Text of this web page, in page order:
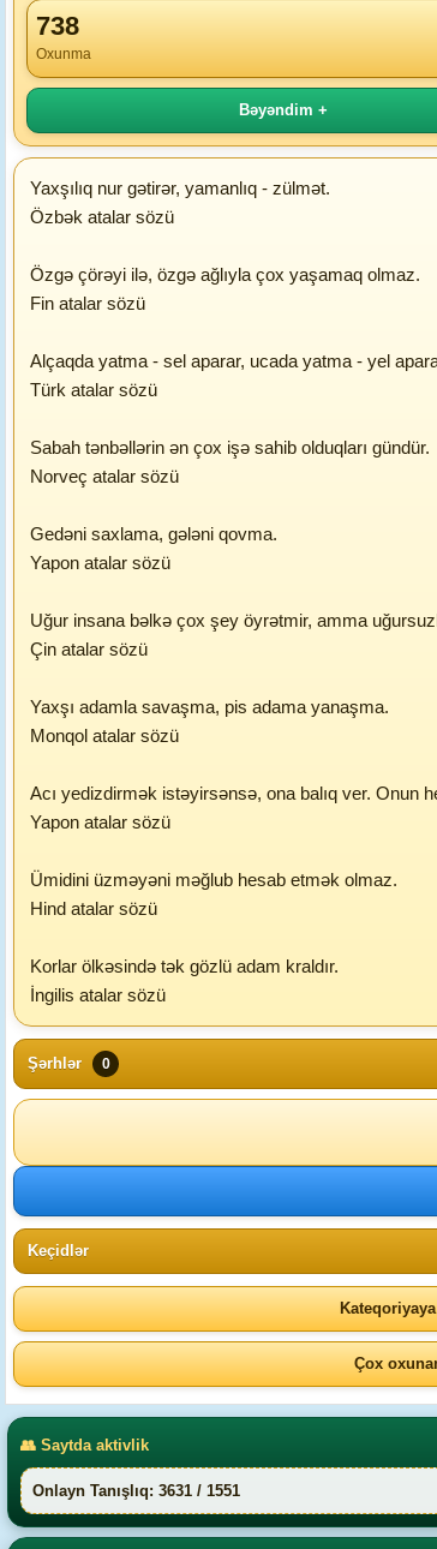
738
Oxunma
Bəyəndim +
Yaxşılıq nur gətirər, yamanlıq - zülmət.
Özbək atalar sözü
Özgə çörəyi ilə, özgə ağlıyla çox yaşamaq olmaz.
Fin atalar sözü
Alçaqda yatma - sel aparar, ucada yatma - yel
Türk atalar sözü
Sabah tənbəllərin ən çox işə sahib olduqları gündür.
Norveç atalar sözü
Gedəni saxlama, gələni qovma.
Yapon atalar sözü
Uğur insana bəlkə çox şey öyrətmir, amma
Çin atalar sözü
Yaxşı adamla savaşma, pis adama yanaşma.
Monqol atalar sözü
Acı yedizdirmək istəyirsənsə, ona balıq ver. Onun
Yapon atalar sözü
Ümidini üzməyəni məğlub hesab etmək olmaz.
Hind atalar sözü
Korlar ölkəsində tək gözlü adam kraldır.
İngilis atalar sözü
Şərhlər 0
Keçidlər
Kateqoriyaya
Çox
👥 Saytda aktivlik
Onlayn Tanışlıq: 3631 / 1551